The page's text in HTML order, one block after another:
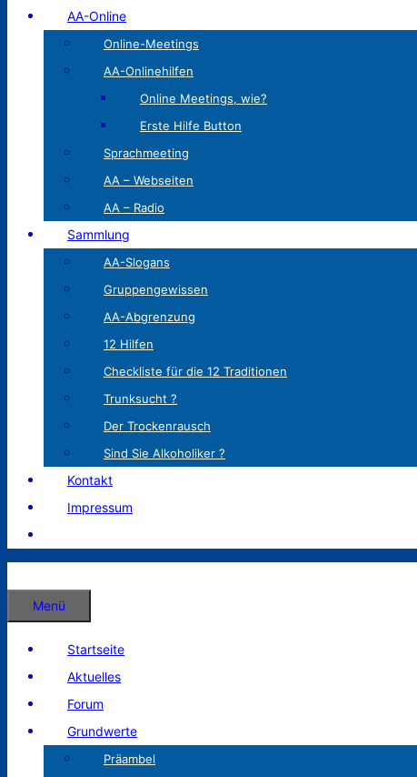
AA-Online
Online-Meetings
AA-Onlinehilfen
Online Meetings, wie?
Erste Hilfe Button
Sprachmeeting
AA – Webseiten
AA – Radio
Sammlung
AA-Slogans
Gruppengewissen
AA-Abgrenzung
12 Hilfen
Checkliste für die 12 Traditionen
Trunksucht ?
Der Trockenrausch
Sind Sie Alkoholiker ?
Kontakt
Impressum
Menü
Startseite
Aktuelles
Forum
Grundwerte
Präambel